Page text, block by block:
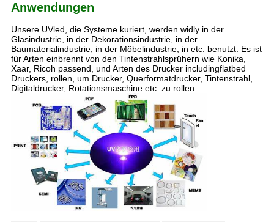
Anwendungen
Unsere UVled, die Systeme kuriert, werden widly in der
Glasindustrie, in der Dekorationsindustrie, in der
Baumaterialindustrie, in der Möbelindustrie, in etc. benutzt. Es ist
für Arten einbrennt von den Tintenstrahlsprühern wie Konika,
Xaar, Ricoh passend, und Arten des Drucker includingflatbed
Druckers, rollen, um Drucker, Querformatdrucker, Tintenstrahl,
Digitaldrucker, Rotationsmaschine etc. zu rollen.